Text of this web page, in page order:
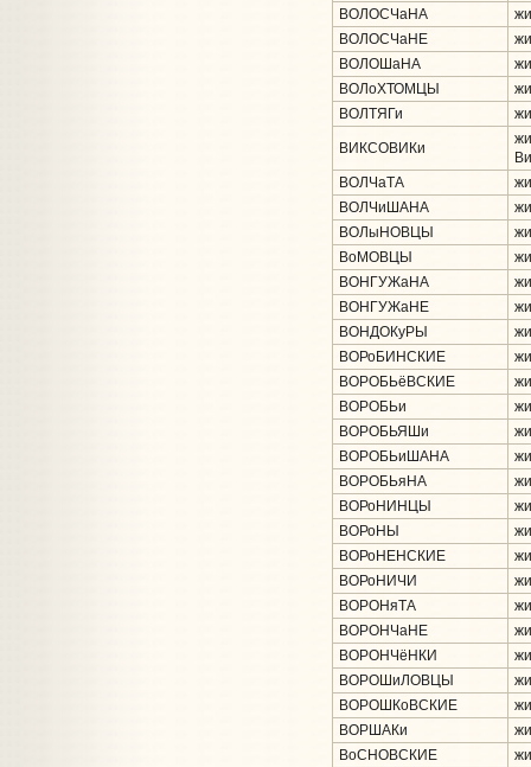
ВОЛОСЧаНА
ВОЛОСЧаНЕ
ВОЛОШаНА
ВОЛоХТОМЦЫ
ВОЛТЯГи
ВИКСОВИКи
ВОЛЧаТА
ВОЛЧиШАНА
ВОЛыНОВЦЫ
ВоМОВЦЫ
ВОНГУЖаНА
ВОНГУЖаНЕ
ВОНДОКуРЫ
ВОРоБИНСКИЕ
ВОРОБЬёВСКИЕ
ВОРОБЬи
ВОРОБЬЯШи
ВОРОБЬиШАНА
ВОРОБЬяНА
ВОРоНИНЦЫ
ВОРоНЫ
ВОРоНЕНСКИЕ
ВОРоНИЧИ
ВОРОНяТА
ВОРОНЧаНЕ
ВОРОНЧёНКИ
ВОРОШиЛОВЦЫ
ВОРОШКоВСКИЕ
ВОРШАКи
ВоСНОВСКИЕ